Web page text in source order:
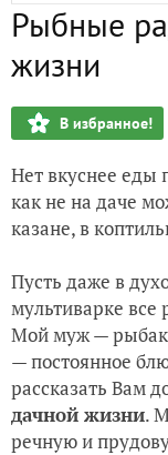
Дачники,
Ура! Наконец-то
Получила
Рыбные
жизни
В избранное!
Нет вкуснее еды
как не на даче
казане, в
Пусть даже в
мультиварке
Мой муж —
— постоянное
рассказать Вам
дачной жизни.
речную и